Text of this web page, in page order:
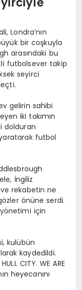
Londra’nın
bir coşkuyla
arasındaki bu
futbolsever takip
seyirci
gelirin sahibi
iki takımın
dolduran
futbol
İngiliz
rekabetin ne
önüne serdi.
için
kulübün
kaydedildi.
CITY. WE ARE
heyecanını